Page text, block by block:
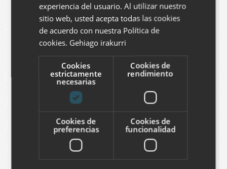
Correo electrónico
SPANISH
experiencia del usuario. Al utilizar nuestro
sitio web, usted acepta todas las cookies
de acuerdo con nuestra Política de
cookies. Gehiago irakurri
Cookies
estrictamente
necesarias
Cookies de
rendimiento
Cookies de
preferencias
Cookies de
funcionalidad